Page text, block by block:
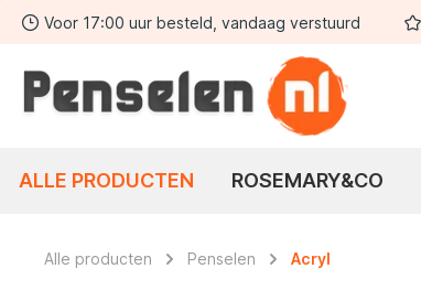
Ga naar de hoofdnavigatie
Voor 17:00 uur besteld, vandaag verstuurd
ALLE PRODUCTEN ROSEMARY&CO
Alle producten Penselen Acryl